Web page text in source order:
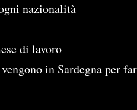
nazionalità
di lavoro
in Sardegna per